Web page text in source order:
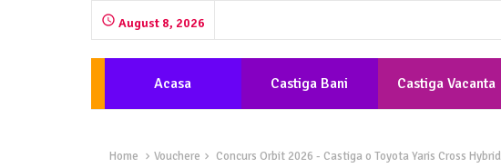
August 8, 2026
Acasa Castiga Bani Castiga Vacanta
Home Vouchere Concurs Orbit 2026 - Castiga o Toyota Yaris Cross Hybrid